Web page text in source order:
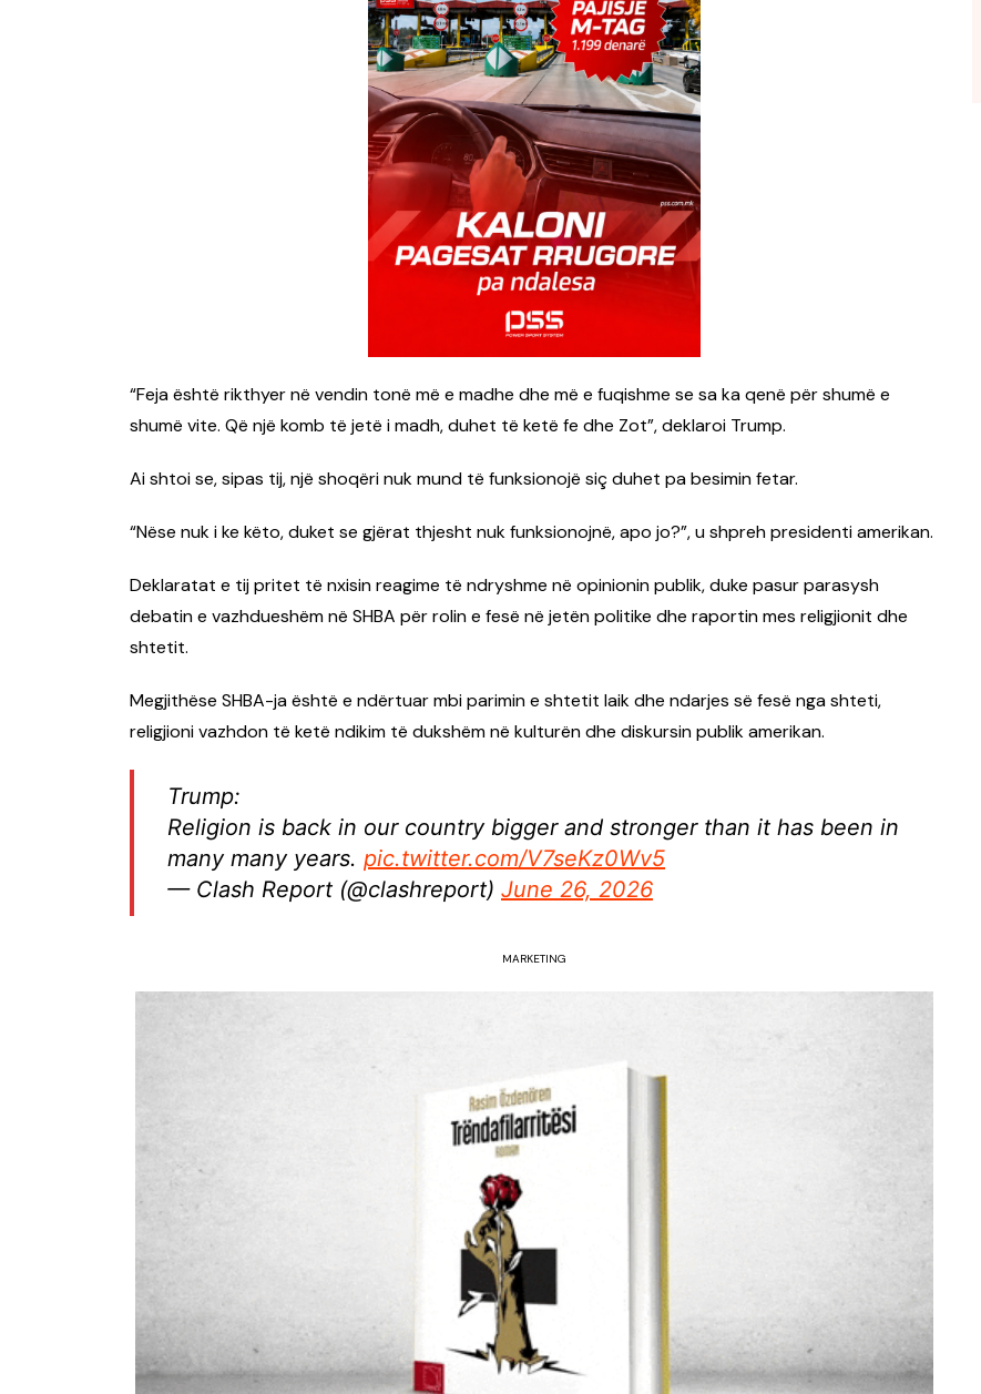
“Feja është rikthyer në vendin tonë më e madhe dhe më e fuqishme se sa ka qenë për shumë e
shumë vite. Që një komb të jetë i madh, duhet të ketë fe dhe Zot”, deklaroi Trump.
Ai shtoi se, sipas tij, një shoqëri nuk mund të funksionojë siç duhet pa besimin fetar.
“Nëse nuk i ke këto, duket se gjërat thjesht nuk funksionojnë, apo jo?”, u shpreh presidenti amerikan.
Deklaratat e tij pritet të nxisin reagime të ndryshme në opinionin publik, duke pasur parasysh
debatin e vazhdueshëm në SHBA për rolin e fesë në jetën politike dhe raportin mes religjionit dhe
shtetit.
Megjithëse SHBA-ja është e ndërtuar mbi parimin e shtetit laik dhe ndarjes së fesë nga shteti,
religjioni vazhdon të ketë ndikim të dukshëm në kulturën dhe diskursin publik amerikan.
Trump:
Religion is back in our country bigger and stronger than it has been in
many many years. pic.twitter.com/V7seKz0Wv5
— Clash Report (@clashreport) June 26, 2026
MARKETING